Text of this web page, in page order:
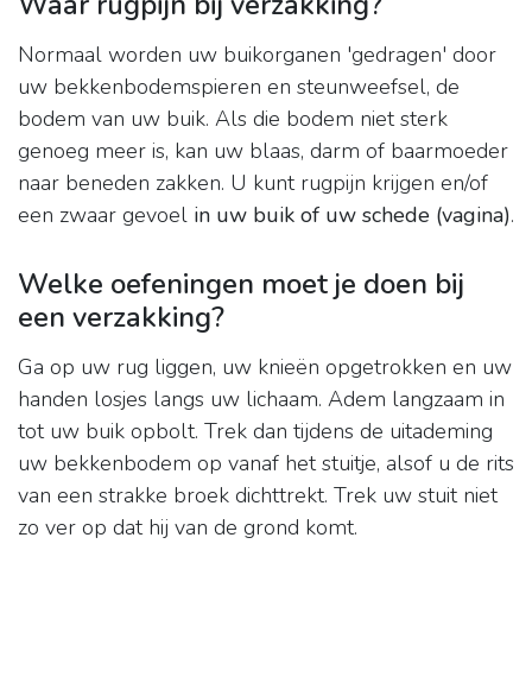
Normaal worden uw buikorganen 'gedragen' door
uw bekkenbodemspieren en steunweefsel, de
bodem van uw buik. Als die bodem niet sterk
genoeg meer is, kan uw blaas, darm of baarmoeder
naar beneden zakken. U kunt rugpijn krijgen en/of
een zwaar gevoel in uw buik of uw schede (vagina).
Welke oefeningen moet je doen bij
een verzakking?
Ga op uw rug liggen, uw knieën opgetrokken en uw
handen losjes langs uw lichaam. Adem langzaam in
tot uw buik opbolt. Trek dan tijdens de uitademing
uw bekkenbodem op vanaf het stuitje, alsof u de rits
van een strakke broek dichttrekt. Trek uw stuit niet
zo ver op dat hij van de grond komt.